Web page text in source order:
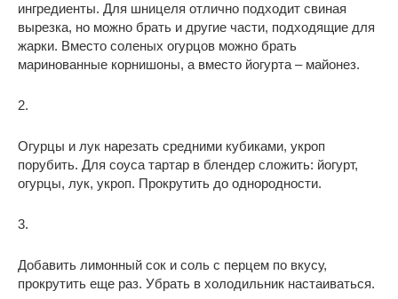
ингредиенты. Для шницеля отлично подходит свиная
вырезка, но можно брать и другие части, подходящие для
жарки. Вместо соленых огурцов можно брать
маринованные корнишоны, а вместо йогурта – майонез.
2.
Огурцы и лук нарезать средними кубиками, укроп
порубить. Для соуса тартар в блендер сложить: йогурт,
огурцы, лук, укроп. Прокрутить до однородности.
3.
Добавить лимонный сок и соль с перцем по вкусу,
прокрутить еще раз. Убрать в холодильник настаиваться.